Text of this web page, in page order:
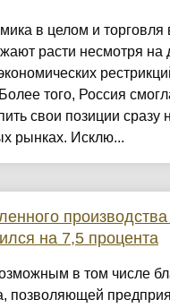
в целом и торговля
расти несмотря на
того, Россия
свои позиции сразу
рынках. Исклю...
производства
на 7,5 процента
в том числе
позволяющей